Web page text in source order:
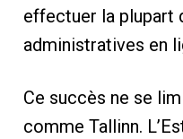
effectuer la plupart
administratives en
Ce succès ne se
comme Tallinn.